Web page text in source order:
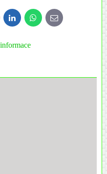
LinkedInWhatsApp
E-
mail